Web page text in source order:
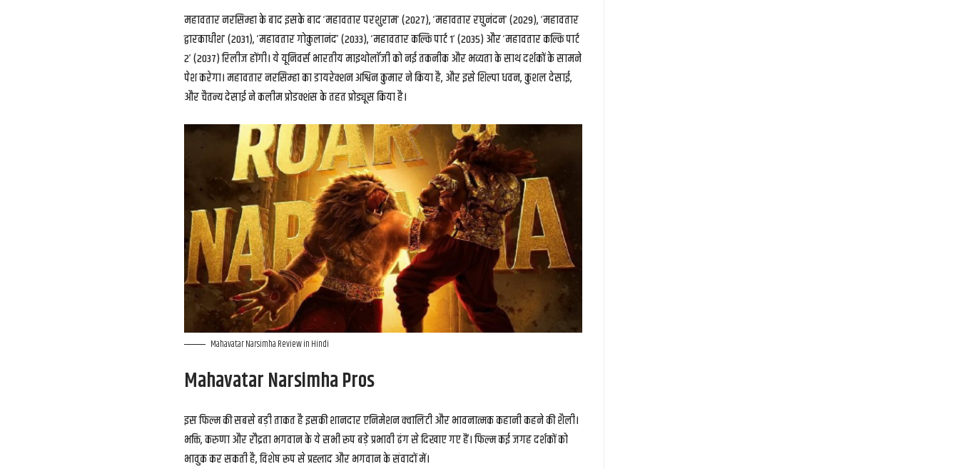
महावतार नरसिम्हा के बाद इसके बाद ‘महावतार परशुराम’ (2027), ‘महावतार रघुनंदन’ (2029), ‘महावतार
द्वारकाधीश’ (2031), ‘महावतार गोकुलानंद’ (2033), ‘महावतार कल्कि पार्ट 1’ (2035) और ‘महावतार कल्कि पार्ट
2’ (2037) रिलीज होंगी। ये यूनिवर्स भारतीय माइथोलॉजी को नई तकनीक और भव्यता के साथ दर्शकों के सामने
पेश करेगा। महावतार नरसिम्हा का डायरेक्शन अश्विन कुमार ने किया है, और इसे शिल्पा धवन, कुशल देसाई,
और चैतन्य देसाई ने कलीम प्रोडक्शंस के तहत प्रोड्यूस किया है।
Mahavatar Narsimha Review in Hindi
Mahavatar Narsimha Pros
इस फिल्म की सबसे बड़ी ताकत है इसकी शानदार एनिमेशन क्वालिटी और भावनात्मक कहानी कहने की शैली।
भक्ति, करुणा और रौद्रता भगवान के ये सभी रूप बड़े प्रभावी ढंग से दिखाए गए हैं। फिल्म कई जगह दर्शकों को
भावुक कर सकती है, विशेष रूप से प्रह्लाद और भगवान के संवादों में।